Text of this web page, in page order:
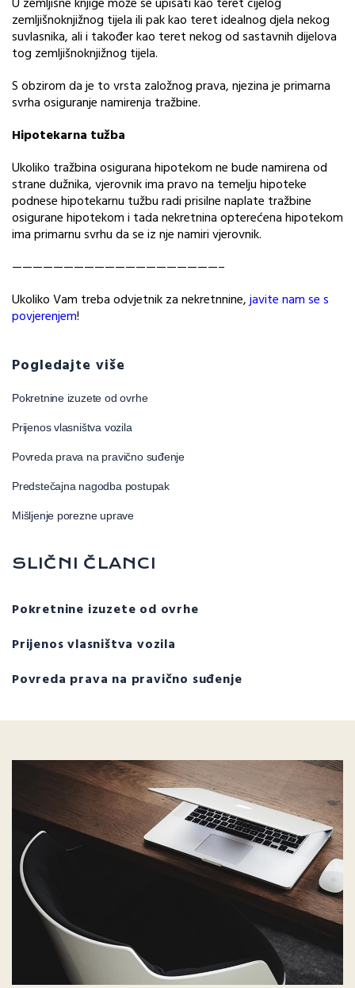
zemljišnoknjižnog tijela ili pak kao teret idealnog djela nekog
suvlasnika, ali i također kao teret nekog od sastavnih dijelova
tog zemljišnoknjižnog tijela.
S obzirom da je to vrsta založnog prava, njezina je primarna
svrha osiguranje namirenja tražbine.
Hipotekarna tužba
Ukoliko tražbina osigurana hipotekom ne bude namirena od
strane dužnika, vjerovnik ima pravo na temelju hipoteke
podnese hipotekarnu tužbu radi prisilne naplate tražbine
osigurane hipotekom i tada nekretnina opterećena hipotekom
ima primarnu svrhu da se iz nje namiri vjerovnik.
————————————————————–
Ukoliko Vam treba odvjetnik za nekretnnine,javite nam se s
povjerenjem!
Pogledajte više
Pokretnine izuzete od ovrhe
Prijenos vlasništva vozila
Povreda prava na pravično suđenje
Predstečajna nagodba postupak
Mišljenje porezne uprave
SLIČNI ČLANCI
Pokretnine izuzete od ovrhe
Prijenos vlasništva vozila
Povreda prava na pravično suđenje